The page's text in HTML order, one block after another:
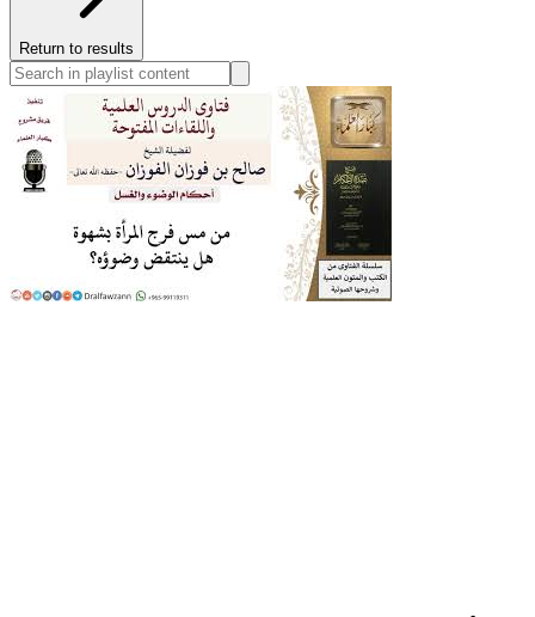
Return to results